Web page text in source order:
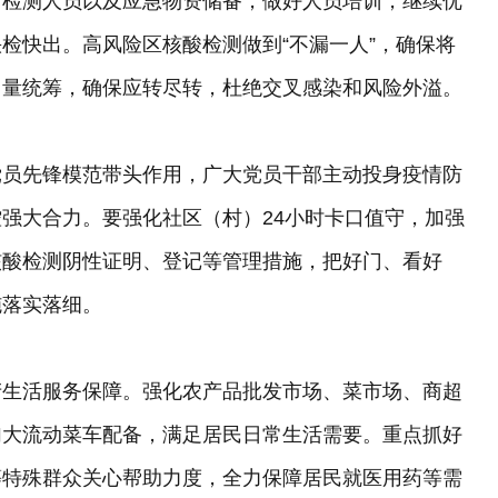
快出。高风险区核酸检测做到“不漏一人”，确保将
统筹，确保应转尽转，杜绝交叉感染和风险外溢。
先锋模范带头作用，广大党员干部主动投身疫情防
大合力。要强化社区（村）24小时卡口值守，加强
检测阴性证明、登记等管理措施，把好门、看好
实落细。
活服务保障。强化农产品批发市场、菜市场、商超
流动菜车配备，满足居民日常生活需要。重点抓好
殊群众关心帮助力度，全力保障居民就医用药等需